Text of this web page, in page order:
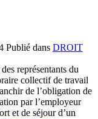
Publié dans DROIT
représentants du
collectif de travail
de l’obligation de
par l’employeur
et de séjour d’un